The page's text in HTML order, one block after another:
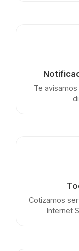
Te
Cotizamos
Internet